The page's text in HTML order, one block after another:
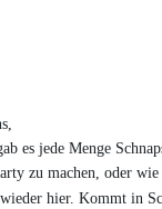
es jede Menge
zu machen, oder wie
hier. Kommt in